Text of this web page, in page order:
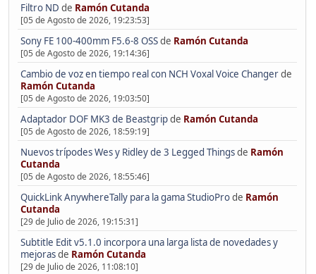
Filtro ND de Ramón Cutanda
[05 de Agosto de 2026, 19:23:53]
Sony FE 100-400mm F5.6-8 OSSde Ramón Cutanda
[05 de Agosto de 2026, 19:14:36]
Cambio de voz en tiempo real con NCH Voxal Voice Changerde
Ramón Cutanda
[05 de Agosto de 2026, 19:03:50]
Adaptador DOF MK3 de Beastgripde Ramón Cutanda
[05 de Agosto de 2026, 18:59:19]
Nuevos trípodes Wes y Ridley de 3 Legged Thingsde Ramón
Cutanda
[05 de Agosto de 2026, 18:55:46]
QuickLink AnywhereTally para la gama StudioProde Ramón
Cutanda
[29 de Julio de 2026, 19:15:31]
Subtitle Edit v5.1.0 incorpora una larga lista de novedades y
mejorasde Ramón Cutanda
[29 de Julio de 2026, 11:08:10]